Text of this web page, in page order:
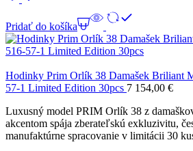
Pridať do košíka
Hodinky Prim Orlík 38 Damašek Briliant
57-1 Limited Edition 30pcs 7 154,00 €
Luxusný model PRIM Orlík 38 z
akcentom spája zberateľskú exkluzivitu,
manufaktúrne spracovanie v limitácii 30